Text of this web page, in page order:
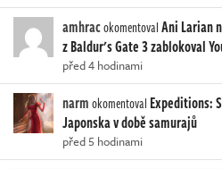
amhracokomentovalAni Larian
z Baldur's Gate 3 zablokoval
před 4 hodinami
narmokomentoval Expeditions:
Japonska v době samurajů
před 5 hodinami